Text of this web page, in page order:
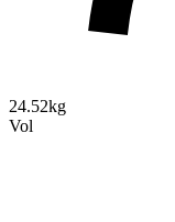
24.52kg
Vol